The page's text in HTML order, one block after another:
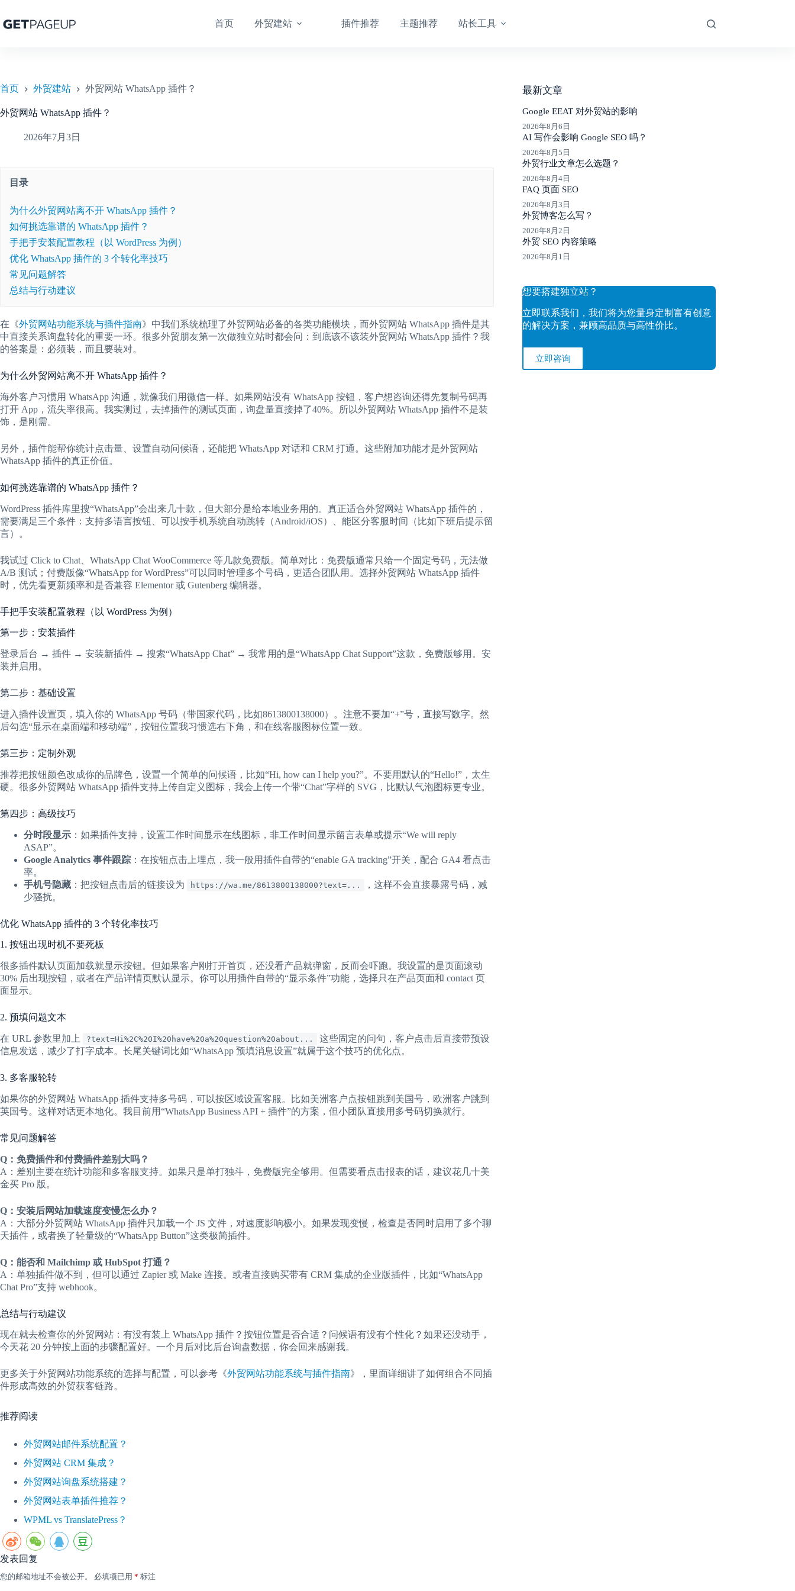
至
内
首页 外贸建站 插件推荐 主题推荐 站长工具
首页 外贸建站 外贸网站 WhatsApp 插件？
外贸网站 WhatsApp 插件？
2026年7月3日
目录
为什么外贸网站离不开 WhatsApp 插件？
如何挑选靠谱的 WhatsApp 插件？
手把手安装配置教程（以 WordPress 为例）
优化 WhatsApp 插件的 3 个转化率技巧
常见问题解答
总结与行动建议
在《外贸网站功能系统与插件指南》中我们系统梳理了外贸网站必备的各类功能模块，而外贸网站 WhatsApp 插件是其
中直接关系询盘转化的重要一环。很多外贸朋友第一次做独立站时都会问：到底该不该装外贸网站 WhatsApp 插件？我
的答案是：必须装，而且要装对。
为什么外贸网站离不开 WhatsApp 插件？
海外客户习惯用 WhatsApp 沟通，就像我们用微信一样。如果网站没有 WhatsApp 按钮，客户想咨询还得先复制号码再
打开 App，流失率很高。我实测过，去掉插件的测试页面，询盘量直接掉了40%。所以外贸网站 WhatsApp 插件不是装
饰，是刚需。
另外，插件能帮你统计点击量、设置自动问候语，还能把 WhatsApp 对话和 CRM 打通。这些附加功能才是外贸网站
WhatsApp 插件的真正价值。
如何挑选靠谱的 WhatsApp 插件？
WordPress 插件库里搜“WhatsApp”会出来几十款，但大部分是给本地业务用的。真正适合外贸网站 WhatsApp 插件的，
需要满足三个条件：支持多语言按钮、可以按手机系统自动跳转（Android/iOS）、能区分客服时间（比如下班后提示留
言）。
我试过 Click to Chat、WhatsApp Chat WooCommerce 等几款免费版。简单对比：免费版通常只给一个固定号码，无法做
A/B 测试；付费版像“WhatsApp for WordPress”可以同时管理多个号码，更适合团队用。选择外贸网站 WhatsApp 插件
时，优先看更新频率和是否兼容 Elementor 或 Gutenberg 编辑器。
手把手安装配置教程（以 WordPress 为例）
第一步：安装插件
登录后台 → 插件 → 安装新插件 → 搜索“WhatsApp Chat” → 我常用的是“WhatsApp Chat Support”这款，免费版够用。安
装并启用。
第二步：基础设置
进入插件设置页，填入你的 WhatsApp 号码（带国家代码，比如8613800138000）。注意不要加“+”号，直接写数字。然
后勾选“显示在桌面端和移动端”，按钮位置我习惯选右下角，和在线客服图标位置一致。
第三步：定制外观
推荐把按钮颜色改成你的品牌色，设置一个简单的问候语，比如“Hi, how can I help you?”。不要用默认的“Hello!”，太生
硬。很多外贸网站 WhatsApp 插件支持上传自定义图标，我会上传一个带“Chat”字样的 SVG，比默认气泡图标更专业。
第四步：高级技巧
分时段显示 ：如果插件支持，设置工作时间显示在线图标，非工作时间显示留言表单或提示“We will reply
ASAP”。
Google Analytics 事件跟踪 ：在按钮点击上埋点，我一般用插件自带的“enable GA tracking”开关，配合 GA4 看点击
率。
手机号隐藏 ：把按钮点击后的链接设为 https://wa.me/8613800138000?text=...
，这样不会直接暴露号码，减
少骚扰。
优化 WhatsApp 插件的 3 个转化率技巧
1. 按钮出现时机不要死板
很多插件默认页面加载就显示按钮。但如果客户刚打开首页，还没看产品就弹窗，反而会吓跑。我设置的是页面滚动
30% 后出现按钮，或者在产品详情页默认显示。你可以用插件自带的“显示条件”功能，选择只在产品页面和 contact 页
面显示。
2. 预填问题文本
在 URL 参数里加上 ?text=Hi%2C%20I%20have%20a%20question%20about...
这些固定的问句，客户点击后直接带预设
信息发送，减少了打字成本。长尾关键词比如“WhatsApp 预填消息设置”就属于这个技巧的优化点。
3. 多客服轮转
如果你的外贸网站 WhatsApp 插件支持多号码，可以按区域设置客服。比如美洲客户点按钮跳到美国号，欧洲客户跳到
英国号。这样对话更本地化。我目前用“WhatsApp Business API + 插件”的方案，但小团队直接用多号码切换就行。
常见问题解答
Q：免费插件和付费插件差别大吗？
A：差别主要在统计功能和多客服支持。如果只是单打独斗，免费版完全够用。但需要看点击报表的话，建议花几十美
金买 Pro 版。
Q：安装后网站加载速度变慢怎么办？
A：大部分外贸网站 WhatsApp 插件只加载一个 JS 文件，对速度影响极小。如果发现变慢，检查是否同时启用了多个聊
天插件，或者换了轻量级的“WhatsApp Button”这类极简插件。
Q：能否和 Mailchimp 或 HubSpot 打通？
A：单独插件做不到，但可以通过 Zapier 或 Make 连接。或者直接购买带有 CRM 集成的企业版插件，比如“WhatsApp
Chat Pro”支持 webhook。
总结与行动建议
现在就去检查你的外贸网站：有没有装上 WhatsApp 插件？按钮位置是否合适？问候语有没有个性化？如果还没动手，
今天花 20 分钟按上面的步骤配置好。一个月后对比后台询盘数据，你会回来感谢我。
更多关于外贸网站功能系统的选择与配置，可以参考《外贸网站功能系统与插件指南》，里面详细讲了如何组合不同插
件形成高效的外贸获客链路。
推荐阅读
外贸网站邮件系统配置？
外贸网站 CRM 集成？
外贸网站询盘系统搭建？
外贸网站表单插件推荐？
WPML vs TranslatePress？
发表回复
您的邮箱地址不会被公开。 必填项已用 * 标注
最新文章
Google EEAT 对外贸站的影响
2026年8月6日
AI 写作会影响 Google SEO 吗？
2026年8月5日
外贸行业文章怎么选题？
2026年8月4日
FAQ 页面 SEO
2026年8月3日
外贸博客怎么写？
2026年8月2日
外贸 SEO 内容策略
2026年8月1日
想要搭建独立站？
立即联系我们，我们将为您量身定制富有创意
的解决方案，兼顾高品质与高性价比。
立即咨询